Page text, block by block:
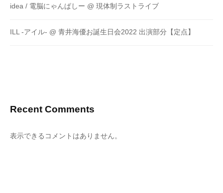
idea / 電脳にゃんぱしー @ 現体制ラストライブ
ILL -アイル- @ 青井海優お誕生日会2022 出演部分【定点】
Recent Comments
表示できるコメントはありません。